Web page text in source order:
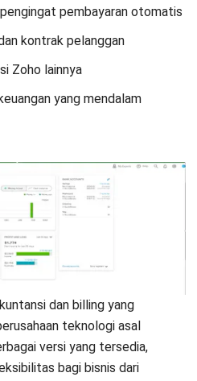
Kelola Umur
Recognition